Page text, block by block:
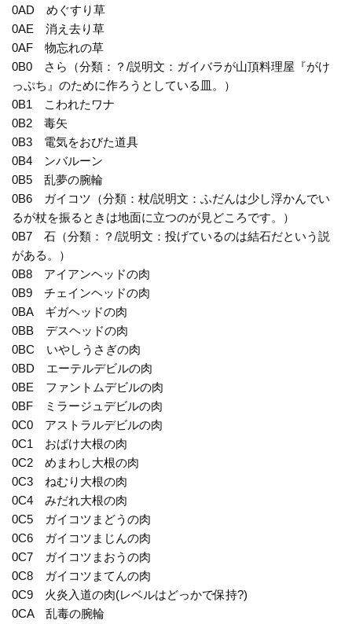
0AD めぐすり草
0AE 消え去り草
0AF 物忘れの草
0B0 さら（分類：？/説明文：ガイバラが山頂料理屋『がけ
っぷち』のために作ろうとしている皿。）
0B1 こわれたワナ
0B2 毒矢
0B3 電気をおびた道具
0B4 ンバルーン
0B5 乱夢の腕輪
0B6 ガイコツ（分類：杖/説明文：ふだんは少し浮かんでい
るが杖を振るときは地面に立つのが見どころです。）
0B7 石（分類：？/説明文：投げているのは結石だという説
がある。）
0B8 アイアンヘッドの肉
0B9 チェインヘッドの肉
0BA ギガヘッドの肉
0BB デスヘッドの肉
0BC いやしうさぎの肉
0BD エーテルデビルの肉
0BE ファントムデビルの肉
0BF ミラージュデビルの肉
0C0 アストラルデビルの肉
0C1 おばけ大根の肉
0C2 めまわし大根の肉
0C3 ねむり大根の肉
0C4 みだれ大根の肉
0C5 ガイコツまどうの肉
0C6 ガイコツまじんの肉
0C7 ガイコツまおうの肉
0C8 ガイコツまてんの肉
0C9 火炎入道の肉(レベルはどっかで保持?)
0CA 乱毒の腕輪